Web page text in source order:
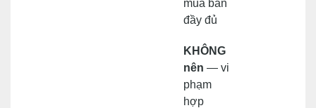
mua bán
đầy đủ
KHÔNG
nên — vi
phạm
hợp